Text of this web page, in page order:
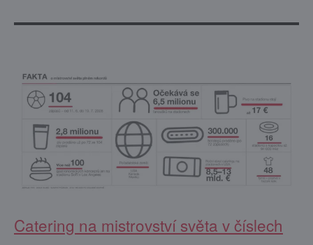
Catering na mistrovství světa v číslech